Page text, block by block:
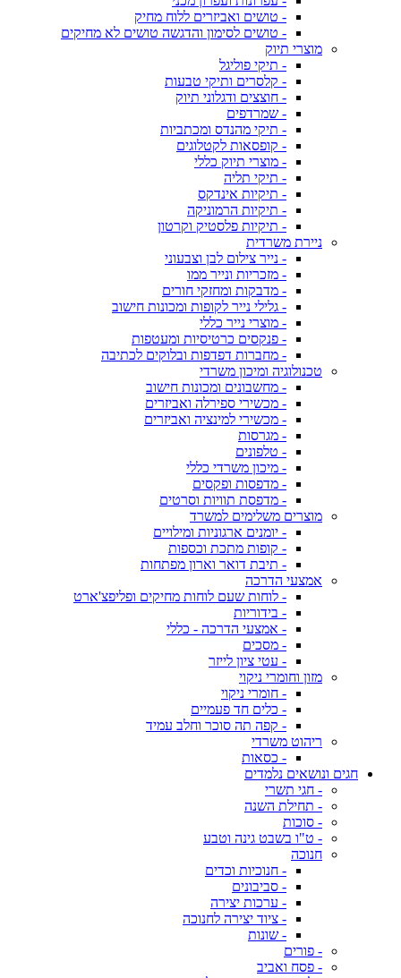
- טושים ואביזרים ללוח מחיק
- טושים לסימון והדגשה טושים לא מחיקים
מוצרי תיוק
- תיקי פוליגל
- קלסרים ותיקי טבעות
- חוצצים ודגלוני תיוק
- שמרדפים
- תיקי מהנדס ומכתביות
- קופסאות לקטלוגים
- מוצרי תיוק כללי
- תיקי תליה
- תיקיות אינדקס
- תיקיות הרמוניקה
- תיקיות פלסטיק וקרטון
ניירת משרדית
- נייר צילום לבן וצבעוני
- מזכריות ונייר ממו
- מדבקות ומחזקי חורים
- גלילי נייר לקופות ומכונות חישוב
- מוצרי נייר כללי
- פנקסים כרטיסיות ומעטפות
- מחברות דפדפות ובלוקים לכתיבה
טכנולוגיה ומיכון משרדי
- מחשבונים ומכונות חישוב
- מכשירי ספירלה ואביזרים
- מכשירי למינציה ואביזרים
- מגרסות
- טלפונים
- מיכון משרדי כללי
- מדפסות ופקסים
- מדפסת תוויות וסרטים
מוצרים משלימים למשרד
- יומנים ארגוניות ומילויים
- קופות מתכת וכספות
- תיבת דואר וארון מפתחות
אמצעי הדרכה
- לוחות שעם לוחות מחיקים ופליפצ'ארט
- בידוריות
- אמצעי הדרכה - כללי
- מסכים
- עטי ציון לייזר
מזון וחומרי ניקוי
- חומרי ניקוי
- כלים חד פעמיים
- קפה תה סוכר וחלב עמיד
ריהוט משרדי
- כסאות
חגים ונושאים נלמדים
- חגי תשרי
- תחילת השנה
- סוכות
- ט"ו בשבט גינה וטבע
חנוכה
- חנוכיות וכדים
- סביבונים
- ערכות יצירה
- ציוד יצירה לחנוכה
- שונות
- פורים
- פסח ואביב